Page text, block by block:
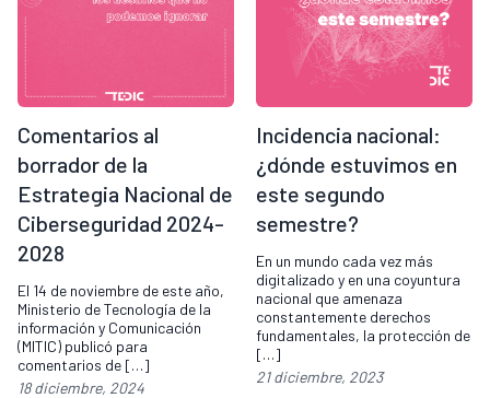
Comentarios al
borrador de la
Estrategia Nacional de
Ciberseguridad 2024-
2028
El 14 de noviembre de este año,
Ministerio de Tecnología de la
información y Comunicación
(MITIC) publicó para
comentarios de […]
18 diciembre, 2024
Incidencia nacional:
¿dónde estuvimos en
este segundo
semestre?
En un mundo cada vez más
digitalizado y en una coyuntura
nacional que amenaza
constantemente derechos
fundamentales, la protección de
[…]
21 diciembre, 2023